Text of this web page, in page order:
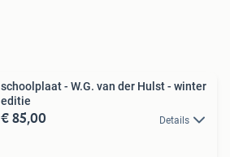
schoolplaat - W.G. van der Hulst - winter
editie
€ 85,00 Details